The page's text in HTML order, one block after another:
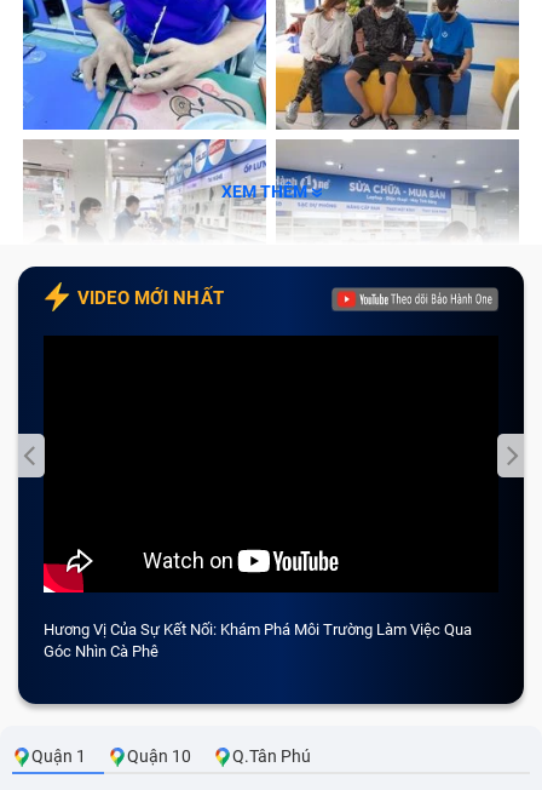
XEM THÊM
VIDEO MỚI NHẤT
Hương Vị Của Sự Kết Nối: Khám Phá Môi Trường Làm Việc Qua
Góc Nhìn Cà Phê
Quận 1 Quận 10 Q.Tân Phú